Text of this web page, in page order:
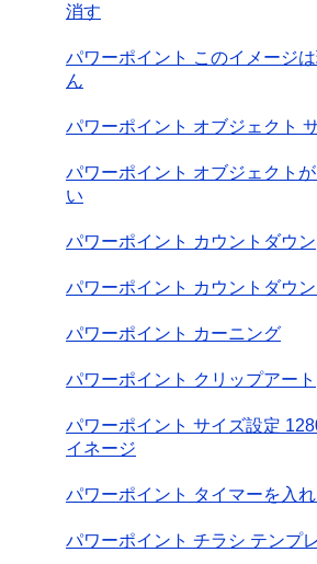
消す
パワーポイント このイメージ
ん
パワーポイント オブジェクト
パワーポイント オブジェクト
い
パワーポイント カウントダウン
パワーポイント カウントダウ
パワーポイント カーニング
パワーポイント クリップアート
パワーポイント サイズ設定
イネージ
パワーポイント タイマーを入れ
パワーポイント チラシ テンプ